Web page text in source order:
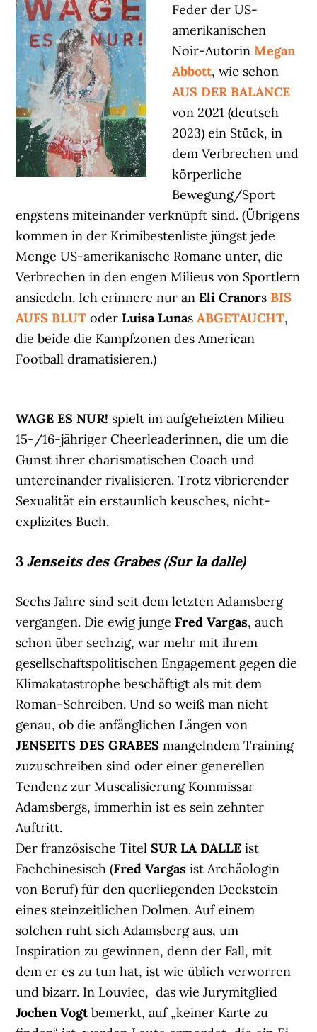
Feder der US-
amerikanischen
Noir-AutorinMegan
Abbott, wie schon
AUS DER BALANCE
von 2021 (deutsch
2023) ein Stück, in
dem Verbrechen und
körperliche
Bewegung/Sport
engstens miteinander verknüpft sind. (Übrigens
kommen in der Krimibestenliste jüngst jede
Menge US-amerikanische Romane unter, die
Verbrechen in den engen Milieus von Sportlern
ansiedeln. Ich erinnere nur anEli Cranors BIS
AUFS BLUT oderLuisa LunasABGETAUCHT,
die beide die Kampfzonen des American
Football dramatisieren.)
WAGE ES NUR! spielt im aufgeheizten Milieu
15-/16-jähriger Cheerleaderinnen, die um die
Gunst ihrer charismatischen Coach und
untereinander rivalisieren. Trotz vibrierender
Sexualität ein erstaunlich keusches, nicht-
explizites Buch.
3Jenseits des Grabes (Sur la dalle)
Sechs Jahre sind seit dem letzten Adamsberg
vergangen. Die ewig jungeFred Vargas, auch
schon über sechzig, war mehr mit ihrem
gesellschaftspolitischen Engagement gegen die
Klimakatastrophe beschäftigt als mit dem
Roman-Schreiben. Und so weiß man nicht
genau, ob die anfänglichen Längen von
JENSEITS DES GRABES mangelndem Training
zuzuschreiben sind oder einer generellen
Tendenz zur Musealisierung Kommissar
Adamsbergs, immerhin ist es sein zehnter
Auftritt.
Der französische TitelSUR LA DALLE ist
Fachchinesisch (Fred Vargas ist Archäologin
von Beruf) für den querliegenden Deckstein
eines steinzeitlichen Dolmen. Auf einem
solchen ruht sich Adamsberg aus, um
Inspiration zu gewinnen, denn der Fall, mit
dem er es zu tun hat, ist wie üblich verworren
und bizarr. In Louviec, das wie Jurymitglied
Jochen Vogtbemerkt, auf „keiner Karte zu